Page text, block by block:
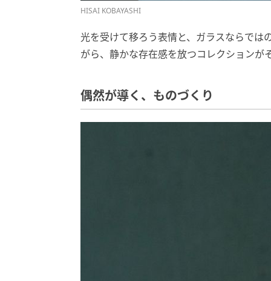
HISAI KOBAYASHI
光を受けて移ろう表情と、ガラスならでは
がら、静かな存在感を放つコレクションが
偶然が導く、ものづくり